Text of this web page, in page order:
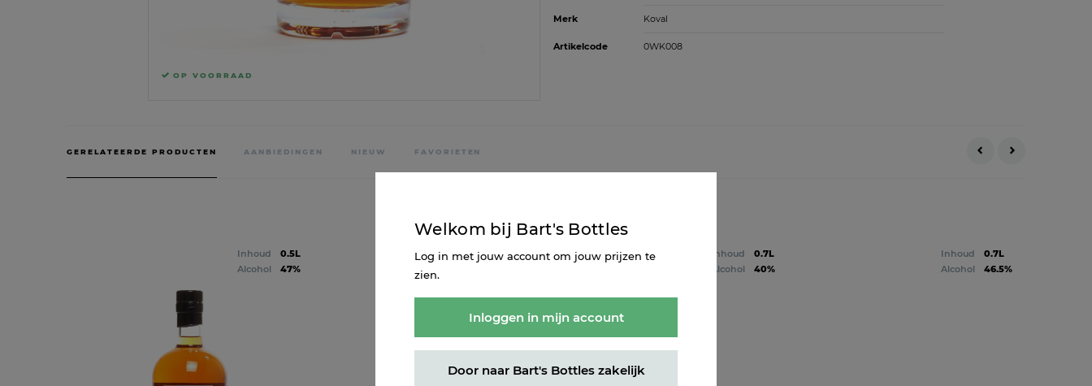
OP VOORRAAD
Merk Koval
Artikelcode 0WK008
GERELATEERDE PRODUCTEN AANBIEDINGEN NIEUW FAVORIETEN
Inhoud
0.5L
Alcohol
47%
Inhoud 0.7L
Inhoud
0.7L
Alcohol
40%
Inhoud
0.7L
Alcohol
46.5%
Welkom bij Bart's Bottles
Log in met jouw account om jouw prijzen te
zien.
Inloggen in mijn account
Door naar Bart's Bottles zakelijk